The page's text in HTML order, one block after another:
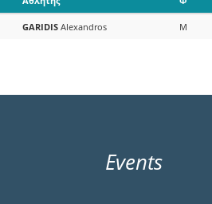
GARIDIS Alexandros M
Events